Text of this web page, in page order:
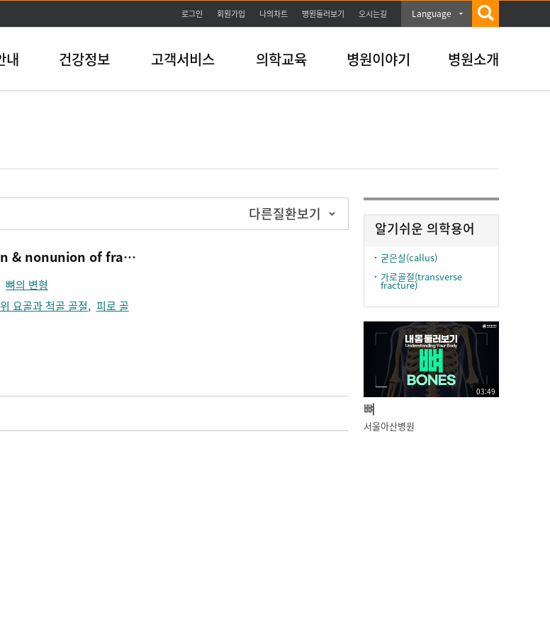
본문바로가기
로그인 회원가입 나의차트 병원둘러보기 오시는길 Language
내 건강정보 고객서비스 의학교육 병원이야기 병원소개
다른질환보기
골절 후 부정 유합, 불유합(Malunion & nonunion of fracture)
뼈의 변형
요골과 척골 골절, 피로 골
알기쉬운 의학용어
굳은살(callus)
가로골절(transverse
fracture)
03:49
뼈
서울아산병원